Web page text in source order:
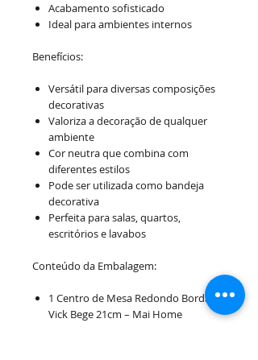
Acabamento sofisticado
Ideal para ambientes internos
Benefícios:
Versátil para diversas composições
decorativas
Valoriza a decoração de qualquer
ambiente
Cor neutra que combina com
diferentes estilos
Pode ser utilizada como bandeja
decorativa
Perfeita para salas, quartos,
escritórios e lavabos
Conteúdo da Embalagem:
1 Centro de Mesa Redondo Borda
Vick Bege 21cm – Mai Home